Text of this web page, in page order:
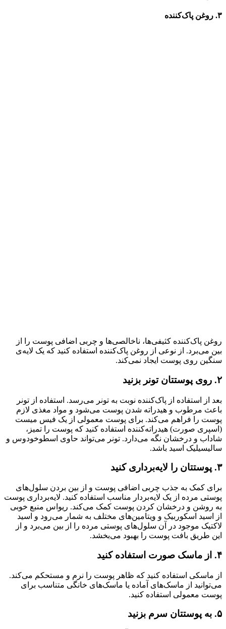
۳. روغن پاک‌کننده
روغن پاک‌کننده کثیفی‌ها، ناخالصی‌ها و چربی اضافی پوست را از
بین می‌برد. از نوعی از روغن پاک‌کننده استفاده کنید که یک لایه‌ی
سنگین روی پوست ایجاد نمی‌کند.
۲. روی پوستتان تونر بزنید
بعد از استفاده از پاک‌کننده نوبت به تونر می‌رسد. استفاده از تونر
باعث مرطوب و هیدراته شدن پوست می‌شود و مواد مغذی لازم
پوست را فراهم می‌کند. برای پوست معمولی از یک فیس میست
(اسپری صورت) هیدراته‌کننده استفاده کنید که پوست را تمیز،
شاداب و درخشان نگه می‌دارد. تونر می‌تواند حاوی اسطوخودوس و
سالیسیلیک اسید باشد.
۳. پوستتان را لایه‌برداری کنید
برای کمک به جذب چربی اضافی پوست و از بین بردن سلول‌های
پوستی مرده از یک لایه‌بردار مناسب استفاده کنید. لایه‌برداری پوست
به روشن و درخشان کردن پوست کمک می‌کند. ریواس منبع خوبی
از اسید اسکوربیک و ویتامین‌های مختلف به شمار می‌رود و اسید
لاکتیک موجود در آن سلول‌های پوستی مرده را از بین می‌برد و از
این طریق بافت پوست را بهبود می‌بخشد.
۴. از ماسک صورت استفاده کنید
از ماسکی استفاده کنید که ظاهر پوست را نرم و مستحکم می‌کند.
می‌توانید از ماسک‌های آماده یا ماسک‌های خانگی متناسب برای
پوست معمولی استفاده کنید‌.
۵. به پوستتان سرم بزنید